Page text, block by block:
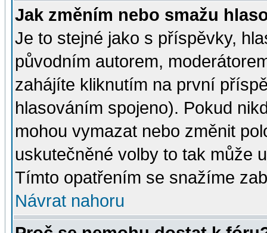
Jak změním nebo smažu
Je to stejné jako s příspěvky,
původním autorem,
zahájíte kliknutím na první
hlasováním spojeno). Pokud
mohou vymazat nebo změnit
uskutečněné volby to tak může
Tímto opatřením se snažíme
Návrat nahoru